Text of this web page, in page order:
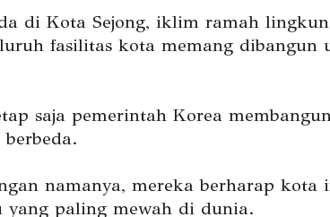
di Kota Sejong, iklim ramah
fasilitas kota memang dibangun
saja pemerintah Korea
namanya, mereka berharap
yang paling mewah di dunia.